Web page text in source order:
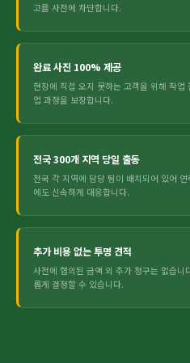
고를 사전에 차단합니다.
완료 사진 100% 제공
현장에 직접 오지 못하는 고객을 위해 작업
업 과정을 보장합니다.
전국 300개 지역 당일 출동
전국 각 지역에 담당 팀이 배치되어 있어
에도 신속하게 대응합니다.
추가 비용 없는 투명 견적
사전에 협의된 금액 외 추가 청구는 없습
롭게 결정할 수 있습니다.